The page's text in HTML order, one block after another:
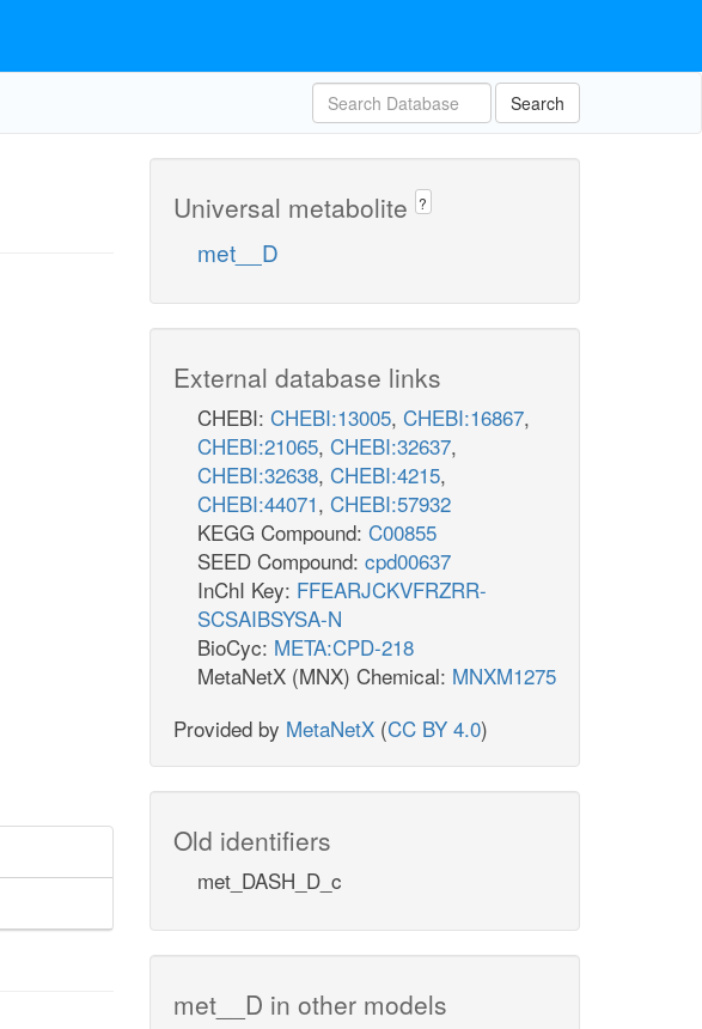
Search
Universal metabolite ?
met__D
External database links
CHEBI: CHEBI:13005, CHEBI:16867,
CHEBI:21065, CHEBI:32637,
CHEBI:32638, CHEBI:4215,
CHEBI:44071, CHEBI:57932
KEGG Compound: C00855
SEED Compound: cpd00637
InChI Key: FFEARJCKVFRZRR-
SCSAIBSYSA-N
BioCyc: META:CPD-218
MetaNetX (MNX) Chemical: MNXM1275
Provided by MetaNetX (CC BY 4.0)
Old identifiers
met_DASH_D_c
met__D in other models